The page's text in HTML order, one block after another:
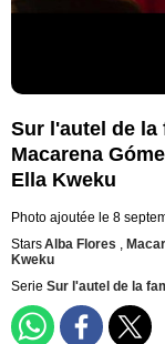
Sur l'autel de la
Macarena
Ella Kweku
Photo ajoutée le 8
StarsAlba Flores ,
Kweku
Serie Sur l'autel de la